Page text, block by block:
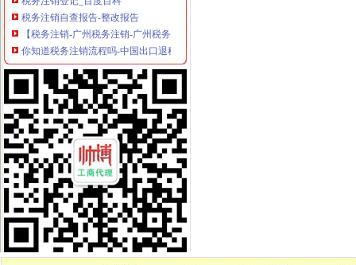
税务注销自查报告-整改报告
【税务注销-广州税务注销-广州税务注销公司】税务注销-广州税务注销-
你知道税务注销流程吗-中国出口退税咨询网
办理税务注销指引-东莞58同城
公司税务注销_第1页_时尚家居杂谈_家居_西祠胡同
办理税务注销登记_中国萍乡
如何办理税务注销？税务注销办理流程
《税务注销申请书》十篇专业写作指导
税务注销,税务登记注销报告,税务登记注销清算鉴证报告-
税务注销,税务登记注销报告,税务登记注销清算鉴证报告-
代办北京税务注销税务解流程及材料
文章-湖南省地税税务注销登记
江汉区税务注销哪家服务好
税务注销证明-证明书范本-理财网
四川成都代办税务注销要哪些材料？-百姓生活网
办理北京公司注销、税务注销、税务解-北京58同城